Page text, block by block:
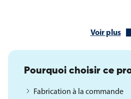
Figurine en polyéthylène haute
Poignées et repose-pieds
Conception anti-vandalisme
Tube section diamètre 18 mm
Voir plus
Pourquoi choisir ce
Fabrication à la commande